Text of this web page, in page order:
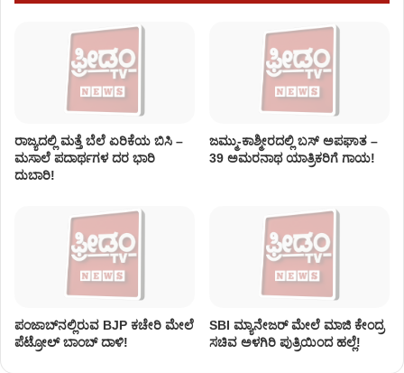
ರಾಜ್ಯದಲ್ಲಿ ಮತ್ತೆ ಬೆಲೆ ಏರಿಕೆಯ ಬಿಸಿ –
ಮಸಾಲೆ ಪದಾರ್ಥಗಳ ದರ ಭಾರಿ
ದುಬಾರಿ!
ಜಮ್ಮು-ಕಾಶ್ಮೀರದಲ್ಲಿ ಬಸ್ ಅಪಘಾತ –
39 ಅಮರನಾಥ ಯಾತ್ರಿಕರಿಗೆ ಗಾಯ!
ಪಂಜಾಬ್‌ನಲ್ಲಿರುವ BJP ಕಚೇರಿ ಮೇಲೆ
ಪೆಟ್ರೋಲ್ ಬಾಂಬ್ ದಾಳಿ!
SBI ಮ್ಯಾನೇಜರ್‌ ಮೇಲೆ ಮಾಜಿ ಕೇಂದ್ರ
ಸಚಿವ ಅಳಗಿರಿ ಪುತ್ರಿಯಿಂದ ಹಲ್ಲೆ!